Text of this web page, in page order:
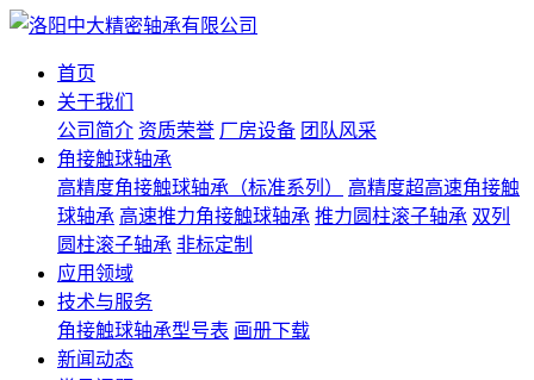
首页
关于我们
公司简介 资质荣誉 厂房设备 团队风采
角接触球轴承
高精度角接触球轴承（标准系列）
高精度超高速角接触
球轴承 高速推力角接触球轴承 推力圆柱滚子轴承 双列
圆柱滚子轴承 非标定制
应用领域
技术与服务
角接触球轴承型号表 画册下载
新闻动态